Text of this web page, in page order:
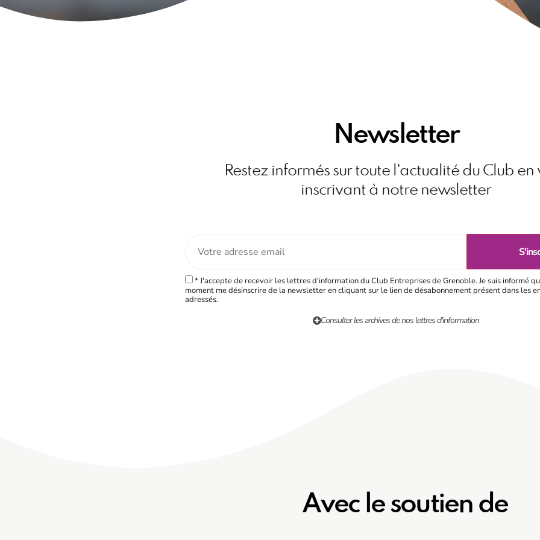
Newsletter
Restez informés sur toute l'actualité du Club en
inscrivant à notre newsletter
* J'accepte de recevoir les lettres d'information du Club Entreprises de Grenoble. Je suis informé
moment me désinscrire de la newsletter en cliquant sur le lien de désabonnement présent dans les
adressés.
Consulter les archives de nos lettres d'information
Avec le soutien de